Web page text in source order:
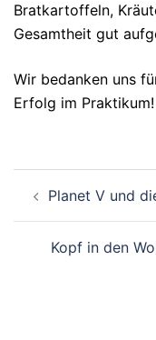
Bratkartoffeln,
Gesamtheit gut
Wir bedanken uns
Erfolg im Praktikum!
Planet V und
Kopf in den